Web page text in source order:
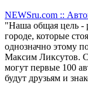
NEWSru.com ::
"Наша общая цель -
городе, которые
однозначно этому
Максим Ликсутов.
могут первые 100
будут друзьям и